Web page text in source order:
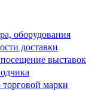
оборудования
доставки
выставок
марки